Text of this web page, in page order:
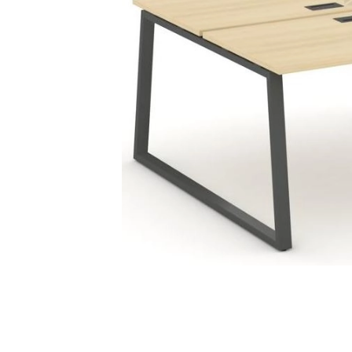
Тумбы офисные
Офисные шкафы
Офисные диваны
Сейфы и металлическая
мебель
Обеденная зона
Искусственные растения